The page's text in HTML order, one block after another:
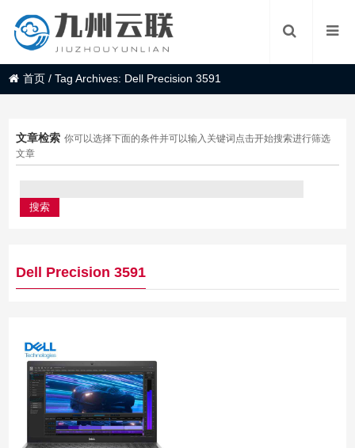
首页 /Tag Archives: Dell Precision 3591
文章检索 你可以选择下面的条件并可以输入关键词点击开始搜索进行筛选
文章
Dell Precision 3591